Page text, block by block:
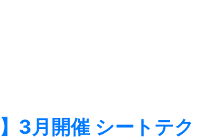
】3月開催 シートテク